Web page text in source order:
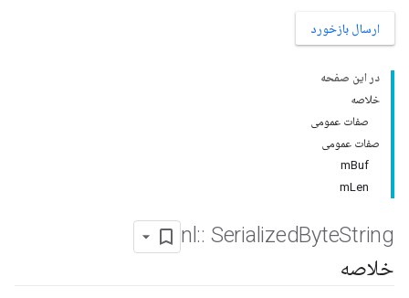
ارسال بازخورد
در این صفحه
خلاصه
صفات عمومی
صفات عمومی
mBuf
mLen
nl :: SerializedByteString
خلاصه